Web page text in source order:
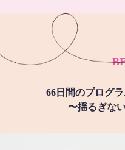
66日間のプログ
〜揺るぎな